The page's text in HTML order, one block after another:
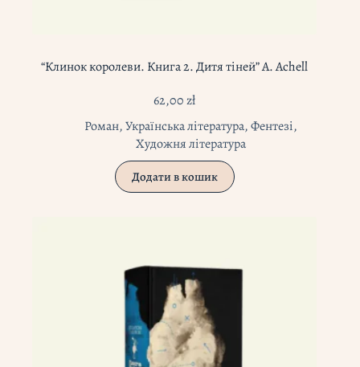
“Клинок королеви. Книга 2. Дитя тіней” А. Achell
62,00zł
Роман,Українська література,Фентезі,
Художня література
Додати в кошик